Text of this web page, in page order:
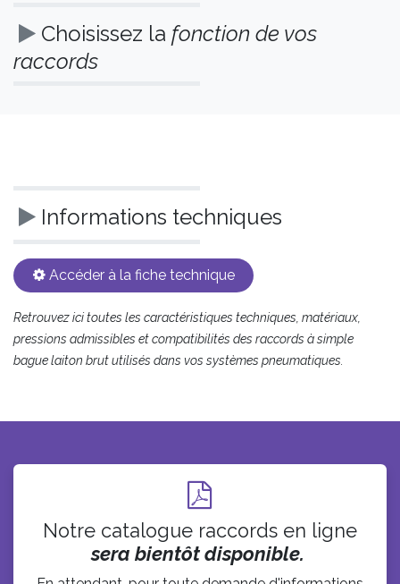
Choisissez la fonction de vos
raccords
Informations techniques
Accéder à la fiche technique​​​​​​
Retrouvez ici toutes les caractéristiques techniques, matériaux,
pressions admissibles et compatibilités des raccords à simple
bague laiton brut utilisés dans vos systèmes pneumatiques.
Notre catalogue raccords en ligne
sera bientôt disponible.